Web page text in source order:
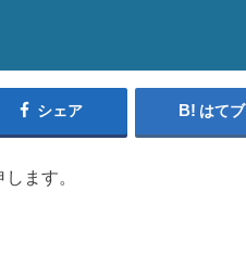
シェア はてブ
ます。